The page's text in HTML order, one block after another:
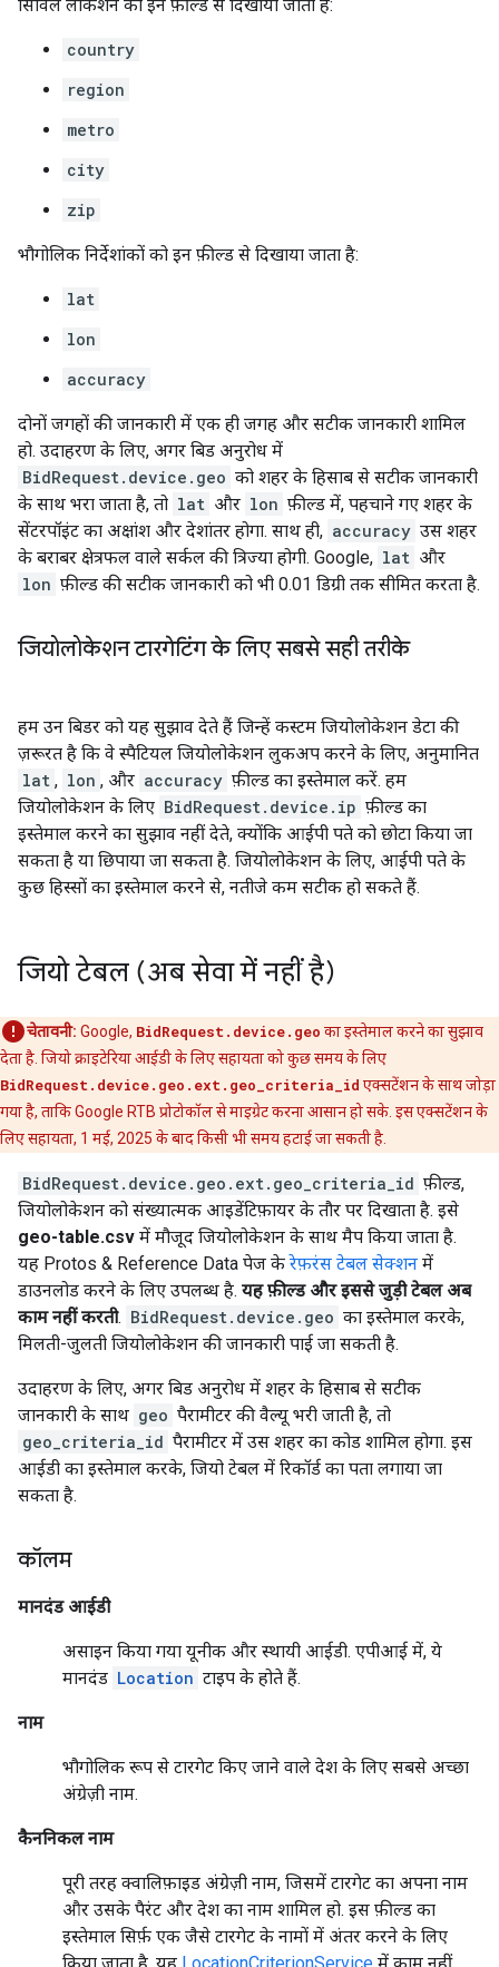
सिविल लोकेशन को इन फ़ील्ड से दिखाया जाता है:
country
region
metro
city
zip
भौगोलिक निर्देशांकों को इन फ़ील्ड से दिखाया जाता है:
lat
lon
accuracy
दोनों जगहों की जानकारी में एक ही जगह और सटीक जानकारी शामिल
हो. उदाहरण के लिए, अगर बिड अनुरोध में
BidRequest.device.geo को शहर के हिसाब से सटीक जानकारी
के साथ भरा जाता है, तो lat और lon फ़ील्ड में, पहचाने गए शहर के
सेंटरपॉइंट का अक्षांश और देशांतर होगा. साथ ही, accuracy उस शहर
के बराबर क्षेत्रफल वाले सर्कल की त्रिज्या होगी. Google, lat और
lon फ़ील्ड की सटीक जानकारी को भी 0.01 डिग्री तक सीमित करता है.
जियोलोकेशन टारगेटिंग के लिए सबसे सही तरीके
हम उन बिडर को यह सुझाव देते हैं जिन्हें कस्टम जियोलोकेशन डेटा की
ज़रूरत है कि वे स्पैटियल जियोलोकेशन लुकअप करने के लिए, अनुमानित
lat , lon , और accuracy फ़ील्ड का इस्तेमाल करें. हम
जियोलोकेशन के लिए BidRequest.device.ip फ़ील्ड का
इस्तेमाल करने का सुझाव नहीं देते, क्योंकि आईपी पते को छोटा किया जा
सकता है या छिपाया जा सकता है. जियोलोकेशन के लिए, आईपी पते के
कुछ हिस्सों का इस्तेमाल करने से, नतीजे कम सटीक हो सकते हैं.
जियो टेबल (अब सेवा में नहीं है)
चेतावनी: Google, BidRequest.device.geo का इस्तेमाल करने का सुझाव
देता है. जियो क्राइटेरिया आईडी के लिए सहायता को कुछ समय के लिए
BidRequest.device.geo.ext.geo_criteria_id एक्सटेंशन के साथ जोड़ा
गया है, ताकि Google RTB प्रोटोकॉल से माइग्रेट करना आसान हो सके. इस एक्सटेंशन के
लिए सहायता, 1 मई, 2025 के बाद किसी भी समय हटाई जा सकती है.
BidRequest.device.geo.ext.geo_criteria_id फ़ील्ड,
जियोलोकेशन को संख्यात्मक आइडेंटिफ़ायर के तौर पर दिखाता है. इसे
geo-table.csv में मौजूद जियोलोकेशन के साथ मैप किया जाता है.
यह Protos & Reference Data पेज केरेफ़रंस टेबल सेक्शन में
डाउनलोड करने के लिए उपलब्ध है. यह फ़ील्ड और इससे जुड़ी टेबल अब
काम नहीं करती. BidRequest.device.geo का इस्तेमाल करके,
मिलती-जुलती जियोलोकेशन की जानकारी पाई जा सकती है.
उदाहरण के लिए, अगर बिड अनुरोध में शहर के हिसाब से सटीक
जानकारी के साथ geo पैरामीटर की वैल्यू भरी जाती है, तो
geo_criteria_id पैरामीटर में उस शहर का कोड शामिल होगा. इस
आईडी का इस्तेमाल करके, जियो टेबल में रिकॉर्ड का पता लगाया जा
सकता है.
कॉलम
मानदंड आईडी
असाइन किया गया यूनीक और स्थायी आईडी. एपीआई में, ये
मानदंड Location टाइप के होते हैं.
नाम
भौगोलिक रूप से टारगेट किए जाने वाले देश के लिए सबसे अच्छा
अंग्रेज़ी नाम.
कैननिकल नाम
पूरी तरह क्वालिफ़ाइड अंग्रेज़ी नाम, जिसमें टारगेट का अपना नाम
और उसके पैरंट और देश का नाम शामिल हो. इस फ़ील्ड का
इस्तेमाल सिर्फ़ एक जैसे टारगेट के नामों में अंतर करने के लिए